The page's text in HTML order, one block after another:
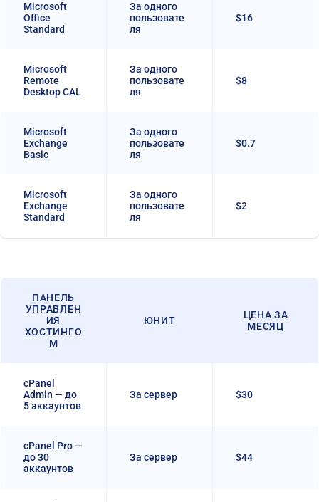
Microsoft
Office
Standard
За одного
пользовате
ля
$16
Microsoft
Remote
Desktop CAL
За одного
пользовате
ля
$8
Microsoft
Exchange
Basic
За одного
пользовате
ля
$0.7
Microsoft
Exchange
Standard
За одного
пользовате
ля
$2
ПАНЕЛЬ
УПРАВЛЕН
ИЯ
ХОСТИНГО
М
ЮНИТ
ЦЕНА ЗА
МЕСЯЦ
cPanel
Admin — до
5 аккаунтов
За сервер $30
cPanel Pro —
до 30
аккаунтов
За сервер $44